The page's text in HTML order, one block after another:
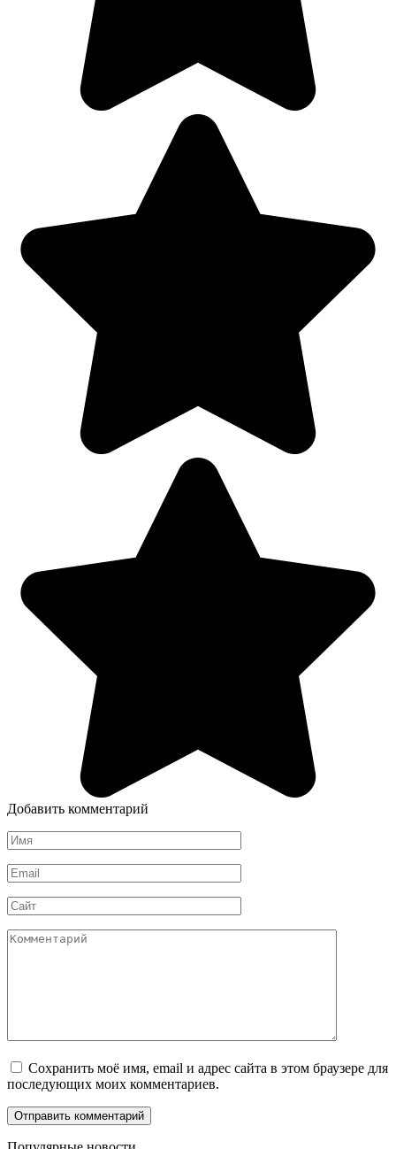
Добавить комментарий
Имя
*
Email
*
Сайт
Комментарий
Сохранить моё имя, email и адрес сайта в этом браузере для
последующих моих комментариев.